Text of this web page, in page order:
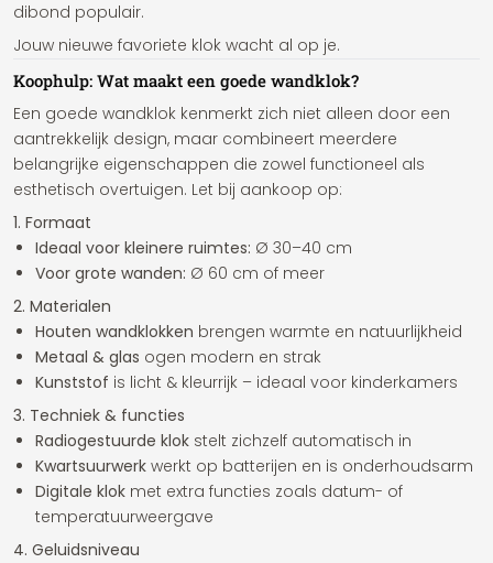
dibond populair.
Jouw nieuwe favoriete klok wacht al op je.
Koophulp: Wat maakt een goede wandklok?
Een goede wandklok kenmerkt zich niet alleen door een
aantrekkelijk design, maar combineert meerdere
belangrijke eigenschappen die zowel functioneel als
esthetisch overtuigen. Let bij aankoop op:
1. Formaat
Ideaal voor kleinere ruimtes: Ø 30–40 cm
Voor grote wanden: Ø 60 cm of meer
2. Materialen
Houten wandklokken brengen warmte en natuurlijkheid
Metaal & glas ogen modern en strak
Kunststof is licht & kleurrijk – ideaal voor kinderkamers
3. Techniek & functies
Radiogestuurde klok stelt zichzelf automatisch in
Kwartsuurwerk werkt op batterijen en is onderhoudsarm
Digitale klok met extra functies zoals datum- of
temperatuurweergave
4. Geluidsniveau